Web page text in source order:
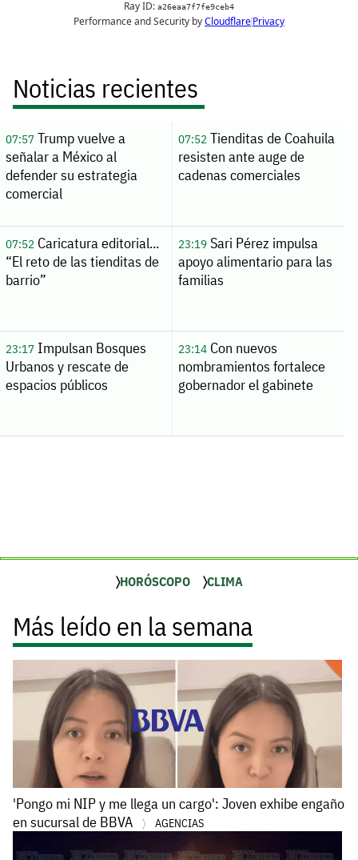
Noticias recientes
07:57Trump vuelve a
señalar a México al
defender su estrategia
comercial
07:52Tienditas de Coahuila
resisten ante auge de
cadenas comerciales
07:52Caricatura editorial...
“El reto de las tienditas de
barrio”
23:19Sari Pérez impulsa
apoyo alimentario para las
familias
23:17Impulsan Bosques
Urbanos y rescate de
espacios públicos
23:14Con nuevos
nombramientos fortalece
gobernador el gabinete
HORÓSCOPO CLIMA
Más leído en la semana
'Pongo mi NIP y me llega un cargo': Joven exhibe engaño
en sucursal de BBVA
AGENCIAS